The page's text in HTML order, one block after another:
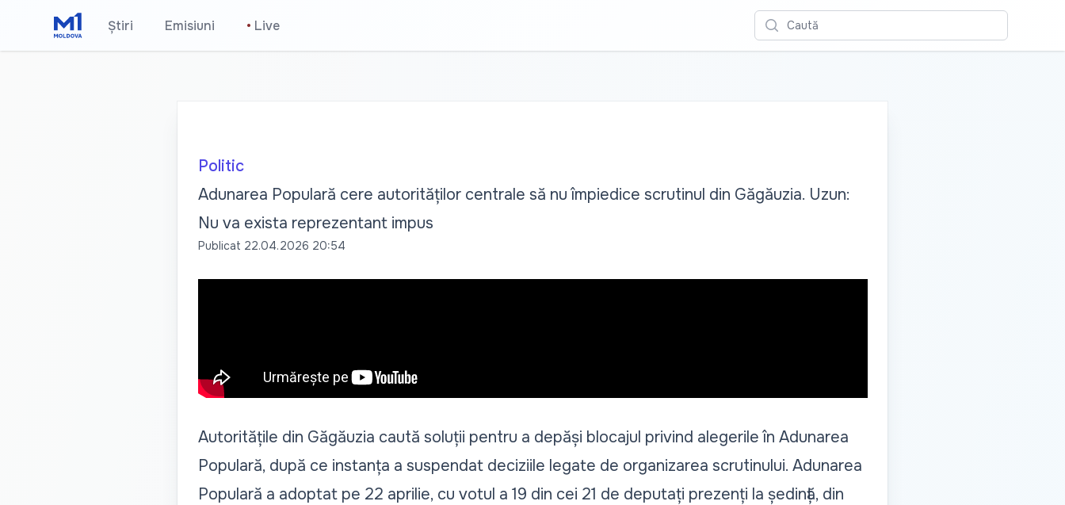
Știri Emisiuni • Live Caută
Politic
Adunarea Populară cere autorităților centrale să nu împiedice scrutinul din Găgăuzia. Uzun:
Nu va exista reprezentant impus
Publicat 22.04.2026 20:54
Autoritățile din Găgăuzia caută soluții pentru a depăși blocajul privind alegerile în Adunarea
Populară, după ce instanța a suspendat deciziile legate de organizarea scrutinului. Adunarea
Populară a adoptat pe 22 aprilie, cu votul a 19 din cei 21 de deputați prezenți la ședință, din